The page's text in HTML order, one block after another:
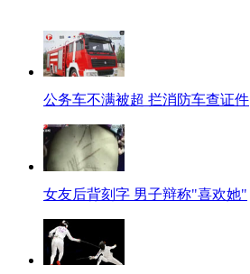
公务车不满被超 拦消防车查证件
女友后背刻字 男子辩称"喜欢她"